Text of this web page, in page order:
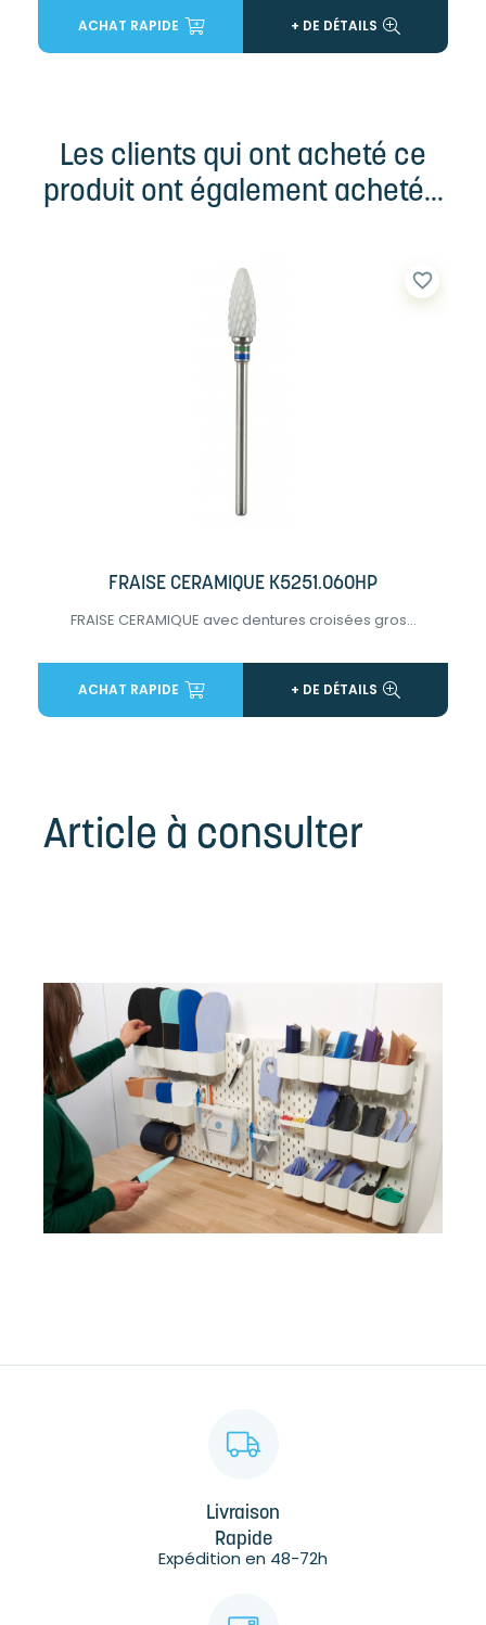
ACHAT RAPIDE + DE DÉTAILS
Les clients qui ont acheté ce
produit ont également acheté...
FRAISE CERAMIQUE K5251.060HP
FRAISE CERAMIQUE avec dentures croisées gros...
favorite_border
ACHAT RAPIDE + DE DÉTAILS
Article à consulter
Livraison
Rapide
Expédition en 48-72h